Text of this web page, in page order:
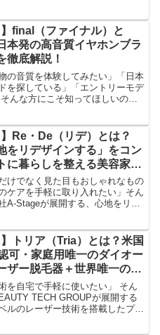
】final（ファイナル）と
本発の高音質イヤホンブラ
徹底解説！
の音質を体験してみたい」「日本
を探している」「エントリーモデ
んな方にこそ知ってほしいの
】Re・De（リデ）とは？
をリデザインする」をコン
に暮らしを整える美容家
活家電を徹底解説！
けでなく見た目もおしゃれなもの
ケアを手軽に取り入れたい」そん
A-Stageが展開する、心地をリデ
】トリア（Tria）とは？米国
可・家庭用唯一のダイオー
ザー脱毛器＋世界唯一の家
ラクショナルレーザー美顔
ロが選ぶプレミアムホーム
徹底解説！
を自宅で手軽に使いたい」 そん
TECH GROUPが展開する
のレーザー技術を搭載したプレ